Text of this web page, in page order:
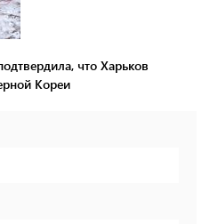
что Харьков
Кореи